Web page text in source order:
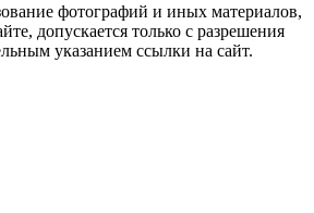
фотографий и иных материалов,
допускается только с разрешения
указанием ссылки на сайт.